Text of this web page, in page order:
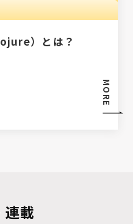
MORE
）とは？
連載